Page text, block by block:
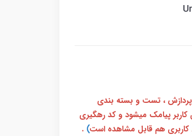
پردازش ، تست و بسته بندی
کاربر پیامک میشود و کد رهگیری
کاربری هم قابل مشاهده است)
.